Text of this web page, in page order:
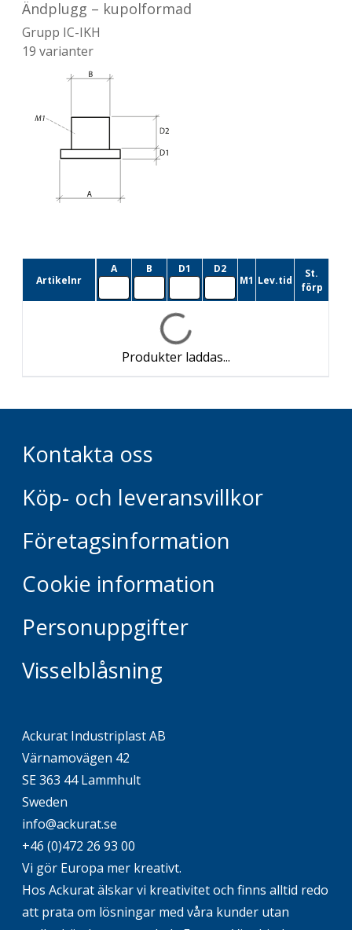
Ändplugg – kupolformad
Grupp IC-IKH
19 varianter
Artikelnr
A B D1
D2
M1 Lev.tid
St.
förp
Produkter laddas...
Kontakta oss
Köp- och leveransvillkor
Företagsinformation
Cookie information
Personuppgifter
Visselblåsning
Ackurat Industriplast AB
Värnamovägen 42
SE 363 44 Lammhult
Sweden
info@ackurat.se
+46 (0)472 26 93 00
Vi gör Europa mer kreativt.
Hos Ackurat älskar vi kreativitet och finns alltid redo
att prata om lösningar med våra kunder utan